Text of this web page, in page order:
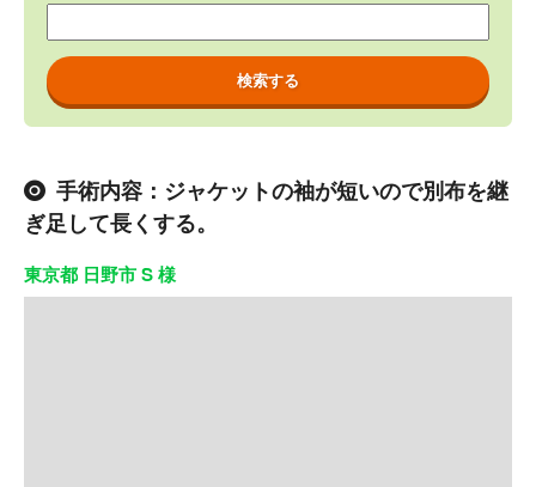
手術内容：ジャケットの袖が短いので別布を継
ぎ足して長くする。
東京都 日野市 S 様